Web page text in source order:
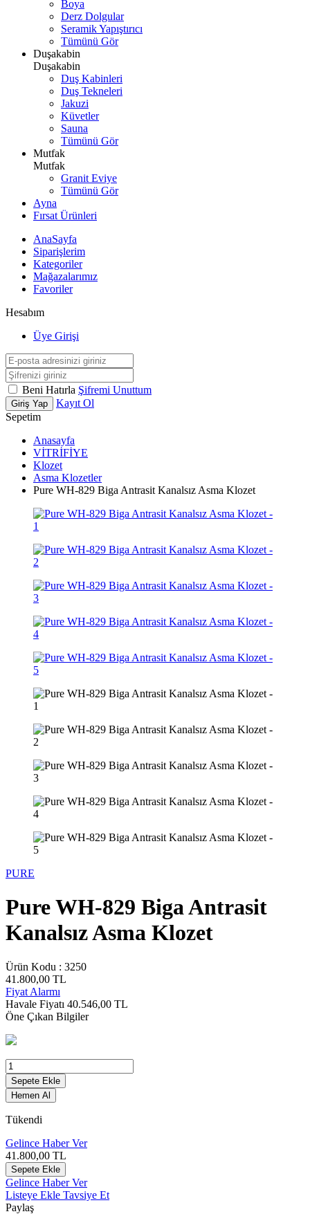
Boya
Derz Dolgular
Seramik Yapıştırıcı
Tümünü Gör
Duşakabin
Duşakabin
Duş Kabinleri
Duş Tekneleri
Jakuzi
Küvetler
Sauna
Tümünü Gör
Mutfak
Mutfak
Granit Eviye
Tümünü Gör
Ayna
Fırsat Ürünleri
AnaSayfa
Siparişlerim
Kategoriler
Mağazalarımız
Favoriler
Hesabım
Üye Girişi
Beni Hatırla Şifremi Unuttum
Giriş Yap
Kayıt Ol
Sepetim
Anasayfa
VİTRİFİYE
Klozet
Asma Klozetler
Pure WH-829 Biga Antrasit Kanalsız Asma Klozet
PURE
Pure WH-829 Biga Antrasit
Kanalsız Asma Klozet
Ürün Kodu : 3250
41.800,00 TL
Fiyat Alarmı
Havale Fiyatı 40.546,00 TL
Öne Çıkan Bilgiler
Sepete Ekle
Hemen Al
Tükendi
Gelince Haber Ver
41.800,00 TL
Sepete Ekle
Gelince Haber Ver
Listeye Ekle Tavsiye Et
Paylaş